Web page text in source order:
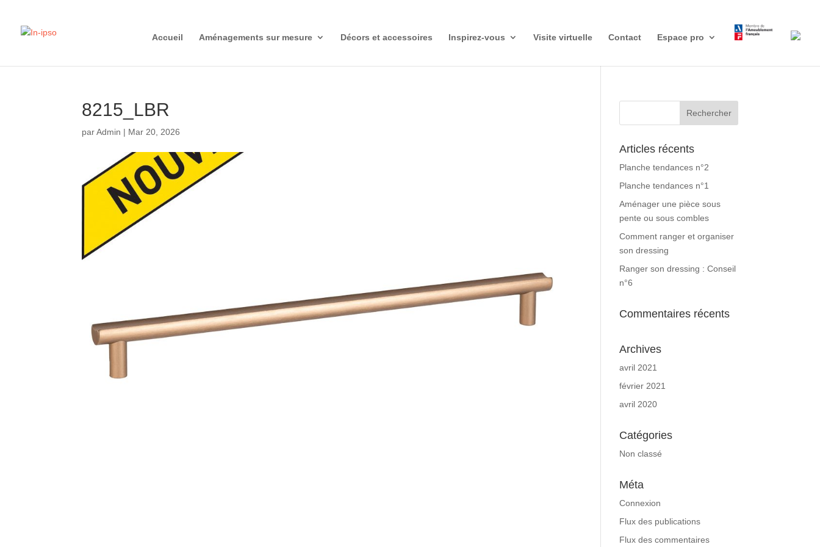
Accueil Aménagements sur mesure Décors et accessoires Inspirez-vous Visite virtuelle Contact Espace pro
8215_LBR
parAdmin | Mar 20, 2026
Articles récents
Planche tendances n°2
Planche tendances n°1
Aménager une pièce sous
pente ou sous combles
Comment ranger et organiser
son dressing
Ranger son dressing : Conseil
n°6
Commentaires récents
Archives
avril 2021
février 2021
avril 2020
Catégories
Non classé
Méta
Connexion
Flux des publications
Flux des commentaires